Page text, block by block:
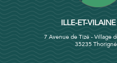
ILLE-ET-
7 Avenue de Tizé - Village
35235